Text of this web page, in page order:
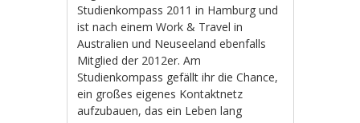
Studienkompass 2011 in Hamburg und
ist nach einem Work & Travel in
Australien und Neuseeland ebenfalls
Mitglied der 2012er. Am
Studienkompass gefällt ihr die Chance,
ein großes eigenes Kontaktnetz
aufzubauen, das ein Leben lang